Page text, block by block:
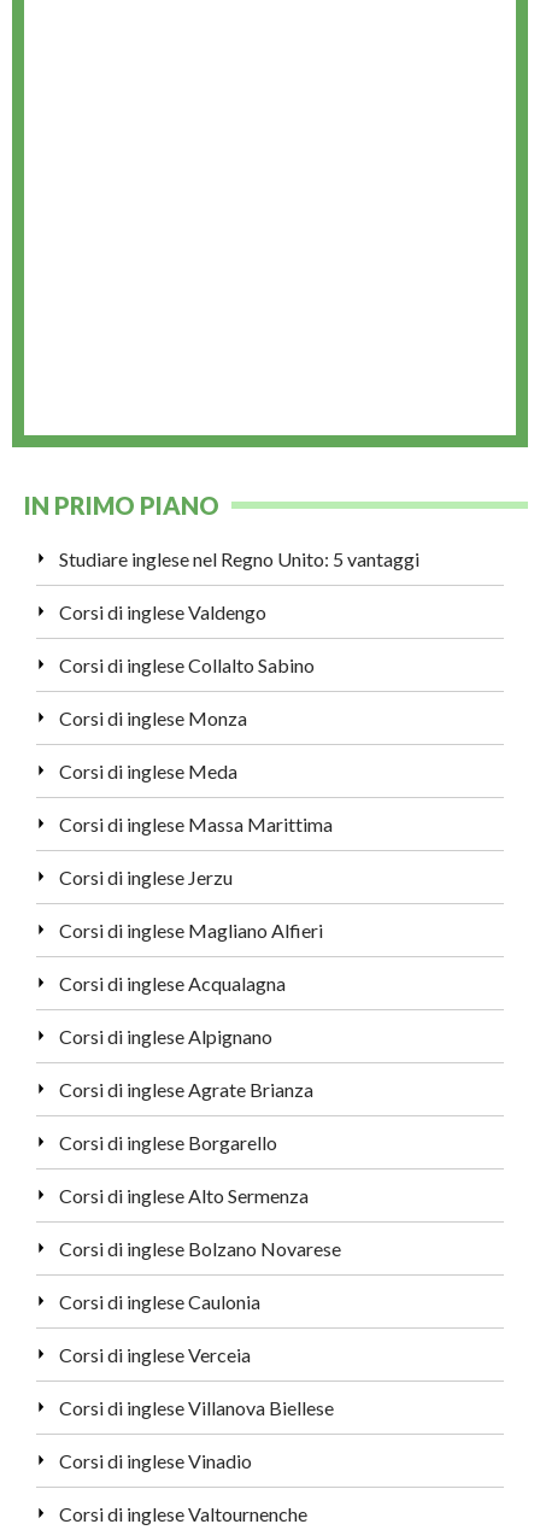
IN PRIMO PIANO
Studiare inglese nel Regno Unito: 5 vantaggi
Corsi di inglese Valdengo
Corsi di inglese Collalto Sabino
Corsi di inglese Monza
Corsi di inglese Meda
Corsi di inglese Massa Marittima
Corsi di inglese Jerzu
Corsi di inglese Magliano Alfieri
Corsi di inglese Acqualagna
Corsi di inglese Alpignano
Corsi di inglese Agrate Brianza
Corsi di inglese Borgarello
Corsi di inglese Alto Sermenza
Corsi di inglese Bolzano Novarese
Corsi di inglese Caulonia
Corsi di inglese Verceia
Corsi di inglese Villanova Biellese
Corsi di inglese Vinadio
Corsi di inglese Valtournenche